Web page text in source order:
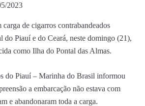
2023
de cigarros contrabandeados
do Piauí e do Ceará, neste domingo (21),
como Ilha do Pontal das Almas.
do Piauí – Marinha do Brasil informou
a embarcação não estava com
e abandonaram toda a carga.